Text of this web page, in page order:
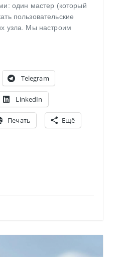
один мастер (который
пользовательские
узла. Мы настроим
Telegram
LinkedIn
Печать Ещё